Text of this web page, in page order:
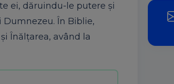
ei, dăruindu-le putere și
În Biblie,
Înălțarea, având la